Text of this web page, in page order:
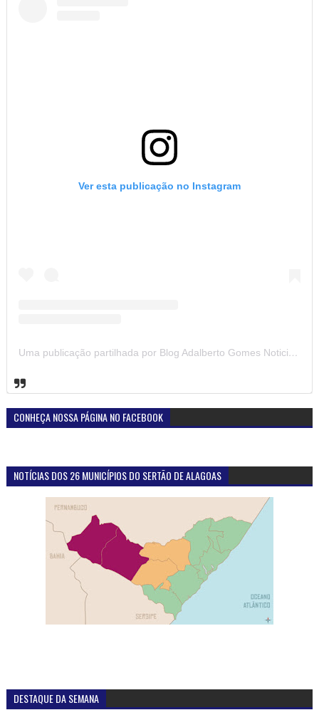
Ver esta publicação no Instagram
Uma publicação partilhada por Blog Adalberto Gomes Noticias (@blogadalbertogomesnoticiass)
CONHEÇA NOSSA PÁGINA NO FACEBOOK
NOTÍCIAS DOS 26 MUNICÍPIOS DO SERTÃO DE ALAGOAS
DESTAQUE DA SEMANA